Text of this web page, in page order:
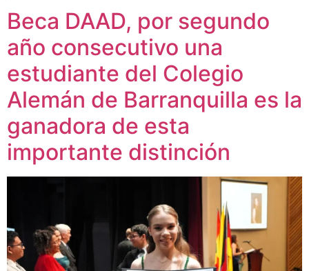
Beca DAAD, por segundo
año consecutivo una
estudiante del Colegio
Alemán de Barranquilla es la
ganadora de esta
importante distinción​